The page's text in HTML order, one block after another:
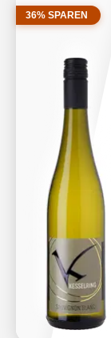
36% SPAREN